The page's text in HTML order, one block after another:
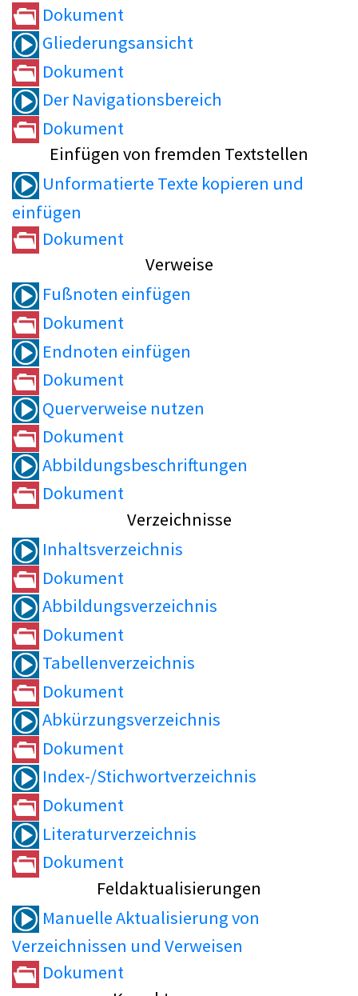
Dokument
Gliederungsansicht
Dokument
Der Navigationsbereich
Dokument
Einfügen von fremden Textstellen
Unformatierte Texte kopieren und
einfügen
Dokument
Verweise
Fußnoten einfügen
Dokument
Endnoten einfügen
Dokument
Querverweise nutzen
Dokument
Abbildungsbeschriftungen
Dokument
Verzeichnisse
Inhaltsverzeichnis
Dokument
Abbildungsverzeichnis
Dokument
Tabellenverzeichnis
Dokument
Abkürzungsverzeichnis
Dokument
Index-/Stichwortverzeichnis
Dokument
Literaturverzeichnis
Dokument
Feldaktualisierungen
Manuelle Aktualisierung von
Verzeichnissen und Verweisen
Dokument